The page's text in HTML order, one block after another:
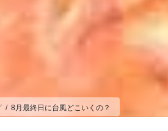
8月最終日に台風どこいくの？